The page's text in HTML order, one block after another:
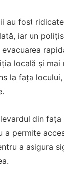
au fost
iar un
locală și mai
la fața
din
a permite
a asigura